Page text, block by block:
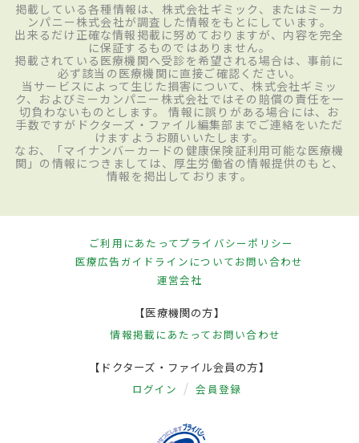
掲載している各種情報は、株式会社ギミック、またはミーカ
ンパニー株式会社が調査した情報をもとにしています。
出来るだけ正確な情報掲載に努めておりますが、内容を完全
に保証するものではありません。
掲載されている医療機関へ受診を希望される場合は、事前に
必ず該当の医療機関に直接ご確認ください。
当サービスによって生じた損害について、株式会社ギミッ
ク、およびミーカンパニー株式会社ではその賠償の責任を一
切負わないものとします。 情報に誤りがある場合には、お
手数ですがドクターズ・ファイル編集部までご連絡をいただ
けますようお願いいたします。
なお、「マイナンバーカードの健康保険証利用可能な医療機
関」の情報につきましては、厚生労働省の情報提供のもと、
情報を掲出しております。
ご利用にあたってプライバシーポリシー
医療広告ガイドラインについてお問い合わせ
運営会社
【医療機関の方】
情報掲載にあたって お問い合わせ
【ドクターズ・ファイル会員の方】
ログイン 会員登録